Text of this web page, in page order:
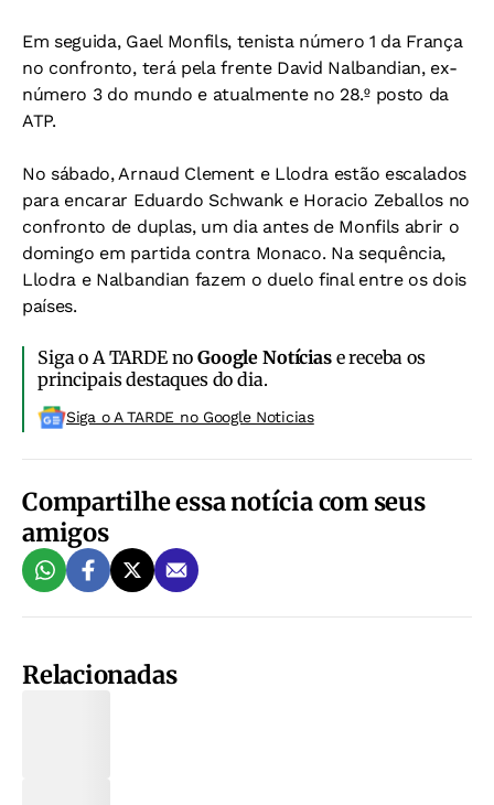
Em seguida, Gael Monfils, tenista número 1 da França
no confronto, terá pela frente David Nalbandian, ex-
número 3 do mundo e atualmente no 28.º posto da
ATP.
No sábado, Arnaud Clement e Llodra estão escalados
para encarar Eduardo Schwank e Horacio Zeballos no
confronto de duplas, um dia antes de Monfils abrir o
domingo em partida contra Monaco. Na sequência,
Llodra e Nalbandian fazem o duelo final entre os dois
países.
Siga o A TARDE noGoogle Notíciase receba os
principais destaques do dia.
Siga o A TARDE no Google Noticias
Compartilhe essa notícia com seus
amigos
Relacionadas